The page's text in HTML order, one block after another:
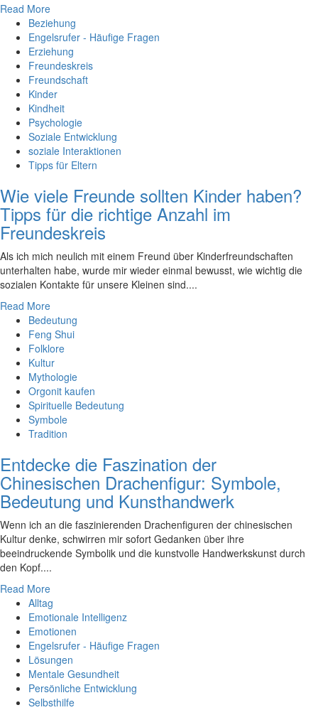
Read More
Beziehung
Engelsrufer - Häufige Fragen
Erziehung
Freundeskreis
Freundschaft
Kinder
Kindheit
Psychologie
Soziale Entwicklung
soziale Interaktionen
Tipps für Eltern
Wie viele Freunde sollten Kinder haben?
Tipps für die richtige Anzahl im
Freundeskreis
Als‍ ich mich neulich⁣ mit einem Freund⁣ über Kinderfreundschaften ​
unterhalten ​habe,⁤ wurde ⁤mir wieder ‍einmal bewusst, ⁢wie wichtig die
sozialen Kontakte für​ unsere Kleinen sind.‍...
Read More
Bedeutung
Feng Shui
Folklore
Kultur
Mythologie
Orgonit kaufen
Spirituelle Bedeutung
Symbole
Tradition
Entdecke die Faszination der
Chinesischen Drachenfigur: Symbole,
Bedeutung und Kunsthandwerk
Wenn ich an die faszinierenden Drachenfiguren der chinesischen
Kultur denke, schwirren mir sofort Gedanken über ihre
beeindruckende Symbolik und die kunstvolle Handwerkskunst durch
den Kopf....
Read More
Alltag
Emotionale Intelligenz
Emotionen
Engelsrufer - Häufige Fragen
Lösungen
Mentale Gesundheit
Persönliche Entwicklung
Selbsthilfe